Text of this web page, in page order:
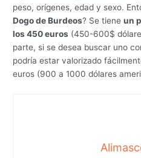
peso, orígenes, edad y sexo.
Dogo de Burdeos? Se tieneun
los 450 euros (450-600$
parte, si se desea buscar uno
podría estar valorizado
euros (900 a 1000 dólares